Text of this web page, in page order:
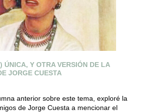
ÚNICA, Y OTRA VERSIÓN DE LA
JORGE CUESTA
anterior sobre este tema, exploré la
de Jorge Cuesta a mencionar el